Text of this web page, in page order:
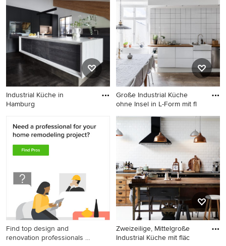
Industrial Küche in
Hamburg
Industrial Küche in Hamburg
Große Industrial Küche
ohne Insel in L-Form mit fl
Große Industrial Küche ohne
Insel in L-Form mit
flächenbündigen
Schrankfronten, weißen
Schränken, Küchenrückwand
in Weiß, Küchengeräten aus
Edelstahl, hellem Holzboden
und beigem Boden in
Stockholm
Find top design and
renovation professionals on
Zweizeilige, Mittelgroße
Industrial Küche mit fläc